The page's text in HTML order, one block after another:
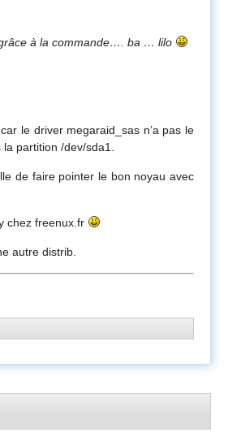
à la commande…. ba … lilo
le driver megaraid_sas n’a pas le
partition /dev/sda1.
de faire pointer le bon noyau avec
chez freenux.fr
autre distrib.